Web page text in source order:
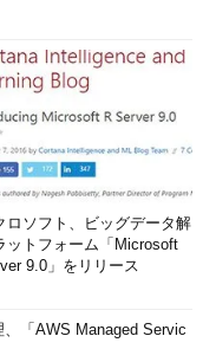
ロソフト、ビッグデータ解
ットフォーム「Microsoft
9.0」をリリース
「AWS Managed Servic